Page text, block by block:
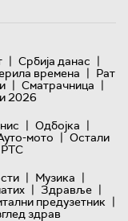
| Србија данас |
времена | Рат
| Сматрачница |
2026
| Одбојка |
мото | Остали
РТС
| Музика |
| Здравље |
предузетник |
здрав